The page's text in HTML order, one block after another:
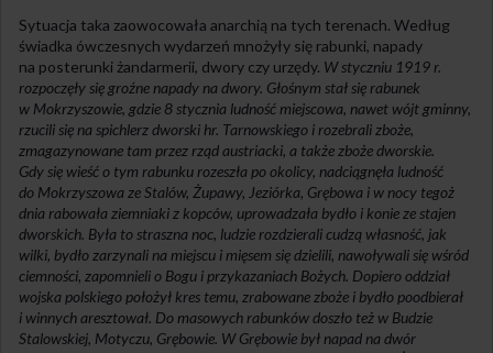
Sytuacja taka zaowocowała anarchią na tych terenach. Według
świadka ówczesnych wydarzeń mnożyły się rabunki, napady
na posterunki żandarmerii, dwory czy urzędy. W styczniu 1919 r.
rozpoczęły się groźne napady na dwory. Głośnym stał się rabunek
w Mokrzyszowie, gdzie 8 stycznia ludność miejscowa, nawet wójt gminny,
rzucili się na spichlerz dworski hr. Tarnowskiego i rozebrali zboże,
zmagazynowane tam przez rząd austriacki, a także zboże dworskie.
Gdy się wieść o tym rabunku rozeszła po okolicy, nadciągnęła ludność
do Mokrzyszowa ze Stalów, Żupawy, Jeziórka, Grębowa i w nocy tegoż
dnia rabowała ziemniaki z kopców, uprowadzała bydło i konie ze stajen
dworskich. Była to straszna noc, ludzie rozdzierali cudzą własność, jak
wilki, bydło zarzynali na miejscu i mięsem się dzielili, nawoływali się wśród
ciemności, zapomnieli o Bogu i przykazaniach Bożych. Dopiero oddział
wojska polskiego położył kres temu, zrabowane zboże i bydło poodbierał
i winnych aresztował. Do masowych rabunków doszło też w Budzie
Stalowskiej, Motyczu, Grębowie. W Grębowie był napad na dwór